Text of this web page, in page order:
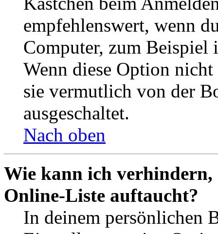
empfehlenswert, wenn
Computer, zum Beispiel
Wenn diese Option
sie vermutlich von der
ausgeschaltet.
Nach oben
Wie kann ich verhindern,
Online-Liste auftaucht?
In deinem persönlichen